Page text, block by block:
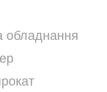
обладнання